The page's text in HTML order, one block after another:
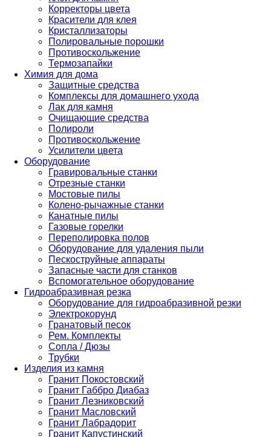
Корректоры цвета
Красители для клея
Кристаллизаторы
Полировальные порошки
Противоскольжение
Термозапайки
Химия для дома
Защитные средства
Комплексы для домашнего ухода
Лак для камня
Очищающие средства
Полироли
Противоскольжение
Усилители цвета
Оборудование
Гравировальные станки
Отрезные станки
Мостовые пилы
Колено-рычажные станки
Канатные пилы
Газовые горелки
Переполировка полов
Оборудование для удаления пыли
Пескоструйные аппараты
Запасные части для станков
Вспомогательное оборудование
Гидроабразивная резка
Оборудование для гидроабразивной резки
Электрокорунд
Гранатовый песок
Рем. Комплекты
Сопла / Дюзы
Трубки
Изделия из камня
Гранит Покостовский
Гранит Габбро Диабаз
Гранит Лезниковский
Гранит Масловский
Гранит Лабрадорит
Гранит Капустинский